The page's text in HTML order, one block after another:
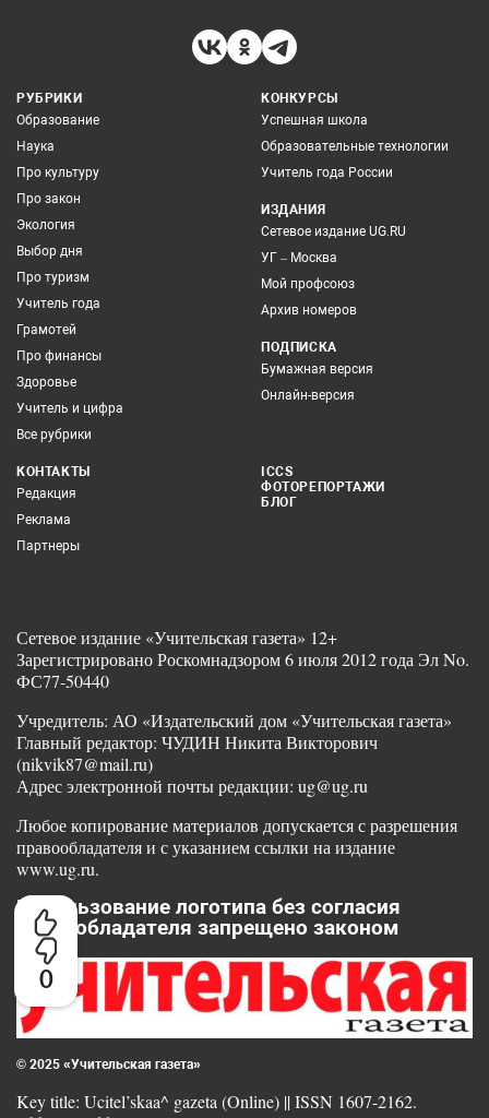
0
РУБРИКИ
Образование
Наука
Про культуру
Про закон
Экология
Выбор дня
Про туризм
Учитель года
Грамотей
Про финансы
Здоровье
Учитель и цифра
Все рубрики
КОНКУРСЫ
Успешная школа
Образовательные технологии
Учитель года России
ИЗДАНИЯ
Сетевое издание UG.RU
УГ – Москва
Мой профсоюз
Архив номеров
ПОДПИСКА
Бумажная версия
Онлайн-версия
КОНТАКТЫ
Редакция
Реклама
Партнеры
ICCS
ФОТОРЕПОРТАЖИ
БЛОГ
Сетевое издание «Учительская газета» 12+
Зарегистрировано Роскомнадзором 6 июля 2012 года Эл No.
ФС77-50440
Учредитель: АО «Издательский дом «Учительская газета»
Главный редактор: ЧУДИН Никита Викторович
(nikvik87@mail.ru)
Адрес электронной почты редакции: ug@ug.ru
Любое копирование материалов допускается с разрешения
правообладателя и с указанием ссылки на издание
www.ug.ru.
Использование логотипа без согласия
правообладателя запрещено законом
© 2025 «Учительская газета»
Key title: Ucitel’skaa^ gazeta (Online) || ISSN 1607-2162.